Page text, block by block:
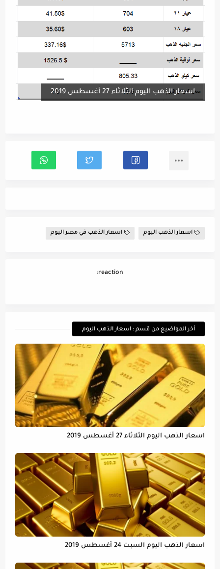
اسعار الذهب اليوم الثلاثاء 27 أغسطس 2019
اسعار الذهب اليوم اسعار الذهب في مصر اليوم
reaction:
أخر المواضيع من قسم : اسعار الذهب اليوم
اسعار الذهب اليوم الثلاثاء 27 أغسطس 2019
اسعار الذهب اليوم السبت 24 أغسطس 2019